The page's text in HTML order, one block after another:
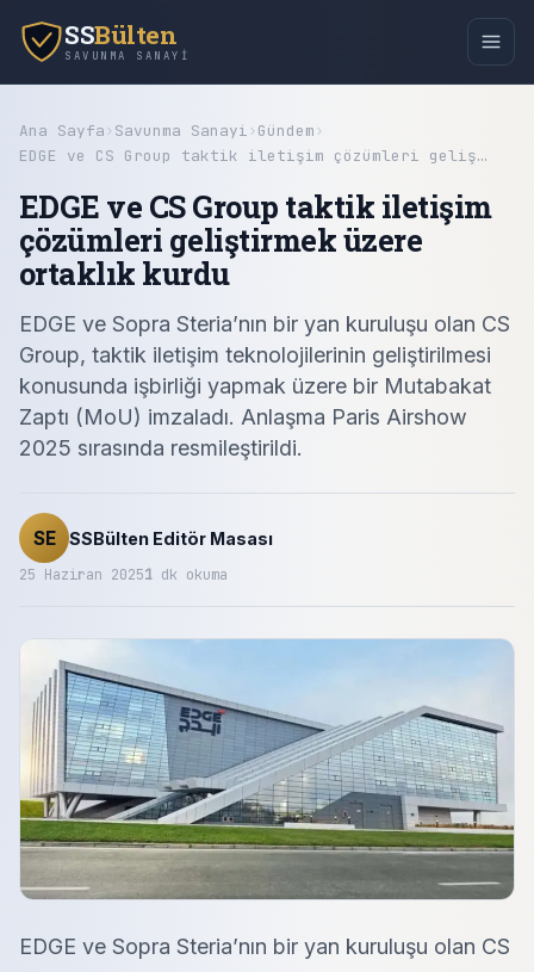
SSBülten
SAVUNMA SANAYI
Ana Sayfa› Savunma Sanayi› Gündem›
EDGE ve CS Group taktik iletişim çözümleri geliş…
EDGE ve CS Group taktik iletişim
çözümleri geliştirmek üzere
ortaklık kurdu
EDGE ve Sopra Steria’nın bir yan kuruluşu olan CS
Group, taktik iletişim teknolojilerinin geliştirilmesi
konusunda işbirliği yapmak üzere bir Mutabakat
Zaptı (MoU) imzaladı. Anlaşma Paris Airshow
2025 sırasında resmileştirildi.
SE SSBülten Editör Masası
25 Haziran 20251 dk okuma
EDGE ve Sopra Steria’nın bir yan kuruluşu olan CS